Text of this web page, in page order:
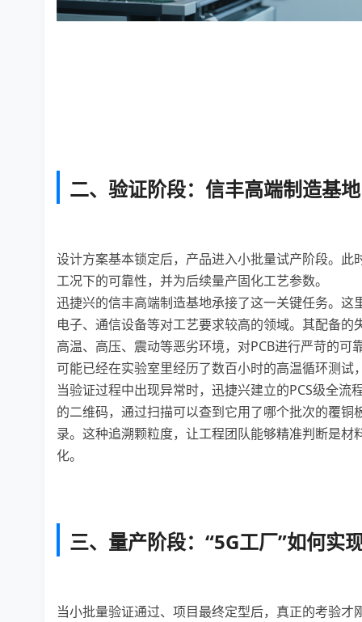
二、验证阶段：信丰高端制造基
设计方案基本锁定后，产品进入小批量试产阶段。
工况下的可靠性，并为后续量产固化工艺参数。
迅捷兴的信丰高端制造基地承接了这一关键任务。
电子、通信设备等对工艺要求较高的领域。其配备
高温、高压、震动等恶劣环境，对PCB进行严苛的
可能已经在实验室里经历了数百小时的高温循环测
当验证过程中出现异常时，迅捷兴建立的PCS级全
的二维码，通过扫描可以查到它用了哪个批次的覆
录。这种追溯颗粒度，让工程团队能够精准判断是
化。
三、量产阶段：“5G工厂”如何实
当小批量验证通过、项目最终定型后，真正的考验